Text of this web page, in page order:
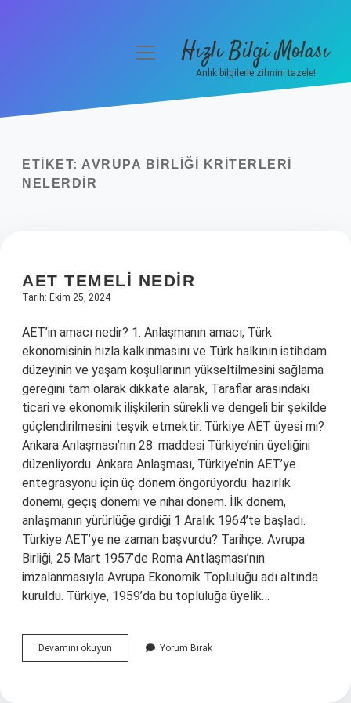
Yasal Uyarı
menüyüHızlı Bilgi Molası
Anlık bilgilerle zihnini tazele!
ETIKET: AVRUPA BIRLIĞI KRITERLERI
NELERDIR
AET TEMELI NEDIR
Tarih: Ekim 25, 2024
AET’in amacı nedir? 1. Anlaşmanın amacı, Türk
ekonomisinin hızla kalkınmasını ve Türk halkının istihdam
düzeyinin ve yaşam koşullarının yükseltilmesini sağlama
gereğini tam olarak dikkate alarak, Taraflar arasındaki
ticari ve ekonomik ilişkilerin sürekli ve dengeli bir şekilde
güçlendirilmesini teşvik etmektir. Türkiye AET üyesi mi?
Ankara Anlaşması’nın 28. maddesi Türkiye’nin üyeliğini
düzenliyordu. Ankara Anlaşması, Türkiye’nin AET’ye
entegrasyonu için üç dönem öngörüyordu: hazırlık
dönemi, geçiş dönemi ve nihai dönem. İlk dönem,
anlaşmanın yürürlüğe girdiği 1 Aralık 1964’te başladı.
Türkiye AET’ye ne zaman başvurdu? Tarihçe. Avrupa
Birliği, 25 Mart 1957’de Roma Antlaşması’nın
imzalanmasıyla Avrupa Ekonomik Topluluğu adı altında
kuruldu. Türkiye, 1959’da bu topluluğa üyelik…
Devamını okuyun
Temeli
Yorum Bırak